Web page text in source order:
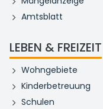
Amtsblatt
LEBEN & FREIZEIT
Wohngebiete
Kinderbetreuung
Schulen